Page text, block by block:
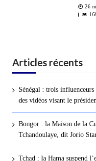
26
Articles récents
Sénégal : trois
des vidéos visant le
Bongor : la Maison de la
Tchandoulaye, dit Jorio
Tchad : la Hama suspend